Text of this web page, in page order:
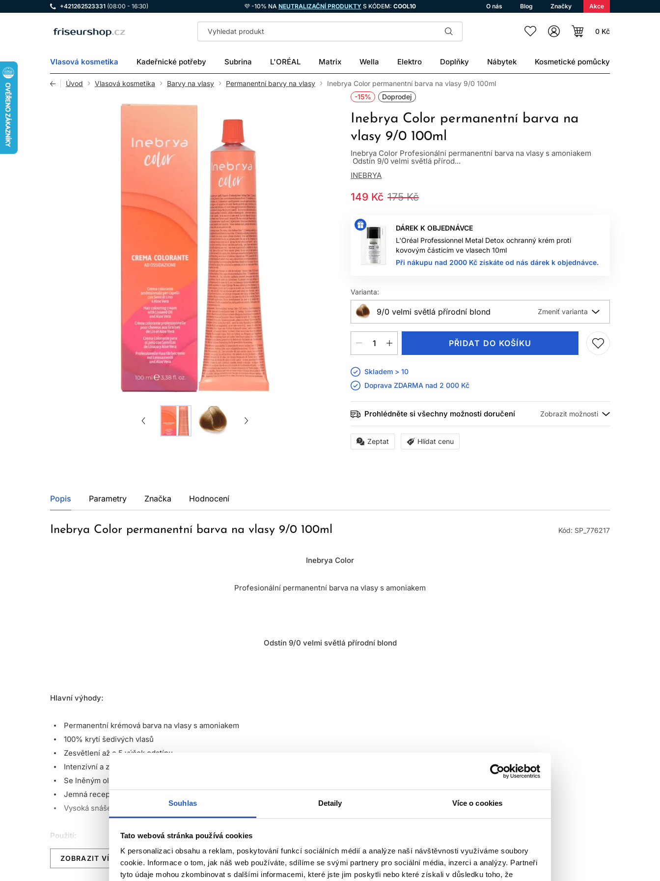
Souhlas Detaily Více o cookies
Tato webová stránka používá cookies
K personalizaci obsahu a reklam, poskytování funkcí sociálních médií a analýze naší návštěvnosti využíváme soubory
cookie. Informace o tom, jak náš web používáte, sdílíme se svými partnery pro sociální média, inzerci a analýzy. Partneři
tyto údaje mohou zkombinovat s dalšími informacemi, které jste jim poskytli nebo které získali v důsledku toho, že
+421262523331 (08:00 - 16:30) 💜 -10% NA NEUTRALIZAČNÍ PRODUKTY S KÓDEM: COOL10 O nás Blog Značky Akce
LOMAX 0 Kč
Vlasová kosmetika Kadeřnické potřeby Subrina L'ORÉAL Matrix Wella Elektro Doplňky Nábytek Kosmetické pomůcky
Úvod Vlasová kosmetika Barvy na vlasy Permanentní barvy na vlasy
Inebrya Color permanentní barva na vlasy 9/0 100ml
-15%
Doprodej
Inebrya Color permanentní barva na
vlasy 9/0 100ml
Inebrya Color Profesionální permanentní barva na vlasy s amoniakem
Odstín 9/0 velmi světlá přírod...
INEBRYA
175 Kč
149 Kč
DÁREK K OBJEDNÁVCE
L'Oréal Professionnel Metal Detox ochranný krém proti
kovovým částicím ve vlasech 10ml
Při nákupu nad 2000 Kč získáte od nás dárek k objednávce.
Varianta:
9/0 velmi světlá přírodní blond
PŘIDAT DO KOŠÍKU
Skladem > 10
Doprava ZDARMA nad 2 000 Kč
Prohlédněte si všechny možnosti doručení
Zeptat Hlídat cenu
Popis Parametry Značka Hodnocení
Inebrya Color permanentní barva na vlasy 9/0 100ml Kód: SP_776217
Inebrya Color
Profesionální permanentní barva na vlasy s amoniakem
Odstín 9/0 velmi světlá přírodní blond
Hlavní výhody:
Permanentní krémová barva na vlasy s amoniakem
100% krytí šedivých vlasů
Zesvětlení až o 5 výšek odstínu
Intenzivní a zářivé barvy
Se lněným olejem a Aloe Vera
Jemná receptura s vyváženou zásaditostí
Vysoká snášenlivost i na nejcitlivějších pokožkách hlavy
Použití:
Aplikujte barvu na neumyté suché vlasy spolu s vyvíječem. Poměr míchání:
ZOBRAZIT VÍCE